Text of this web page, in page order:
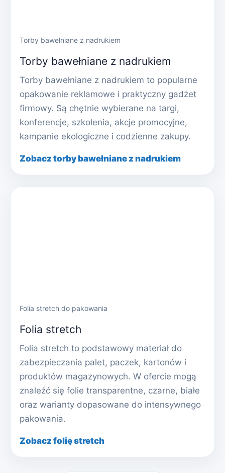
Torby bawełniane z nadrukiem
Torby bawełniane z nadrukiem
Torby bawełniane z nadrukiem to popularne
opakowanie reklamowe i praktyczny gadżet
firmowy. Są chętnie wybierane na targi,
konferencje, szkolenia, akcje promocyjne,
kampanie ekologiczne i codzienne zakupy.
Zobacz torby bawełniane z nadrukiem
Folia stretch do pakowania
Folia stretch
Folia stretch to podstawowy materiał do
zabezpieczania palet, paczek, kartonów i
produktów magazynowych. W ofercie mogą
znaleźć się folie transparentne, czarne, białe
oraz warianty dopasowane do intensywnego
pakowania.
Zobacz folię stretch